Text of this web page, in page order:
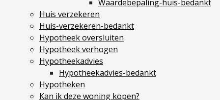
Contact
Leer ons kennen
Over Ons
Ons Team
Vacatures
Waardebepaling-huis-bedankt
Huis verzekeren
Huis-verzekeren-bedankt
Hypotheek oversluiten
Hypotheek verhogen
Hypotheekadvies
Hypotheekadvies-bedankt
Hypotheken
Kan ik deze woning kopen?